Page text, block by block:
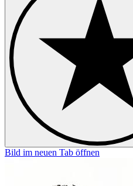
Bild im neuen Tab öffnen